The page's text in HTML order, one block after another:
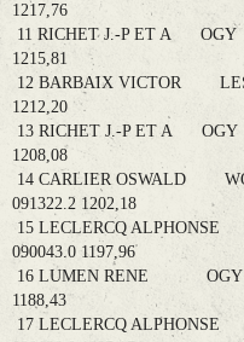
1217,76
11 RICHET J.-P ET A
1215,81
12 BARBAIX VICTOR
1212,20
13 RICHET J.-P ET A
1208,08
14 CARLIER OSWALD
091322.2 1202,18
15 LECLERCQ
090043.0 1197,96
16 LUMEN RENE OGY
1188,43
17 LECLERCQ